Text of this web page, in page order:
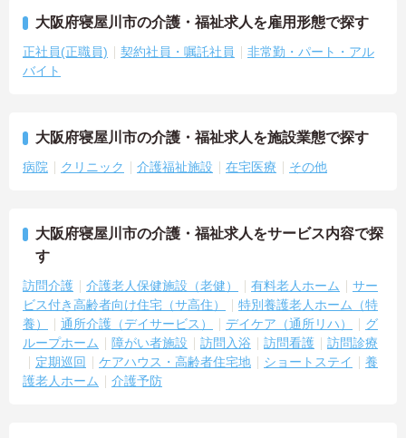
大阪府寝屋川市の介護・福祉求人を雇用形態で探す
正社員(正職員) 契約社員・嘱託社員
非常勤・パート・アル
バイト
大阪府寝屋川市の介護・福祉求人を施設業態で探す
病院 クリニック 介護福祉施設 在宅医療 その他
大阪府寝屋川市の介護・福祉求人をサービス内容で探
す
訪問介護 介護老人保健施設（老健） 有料老人ホーム
サー
ビス付き高齢者向け住宅（サ高住）
特別養護老人ホーム（特
養）
通所介護（デイサービス） デイケア（通所リハ）
グ
ループホーム
障がい者施設 訪問入浴 訪問看護
訪問診療
定期巡回
ケアハウス・高齢者住宅地 ショートステイ
養
護老人ホーム
介護予防